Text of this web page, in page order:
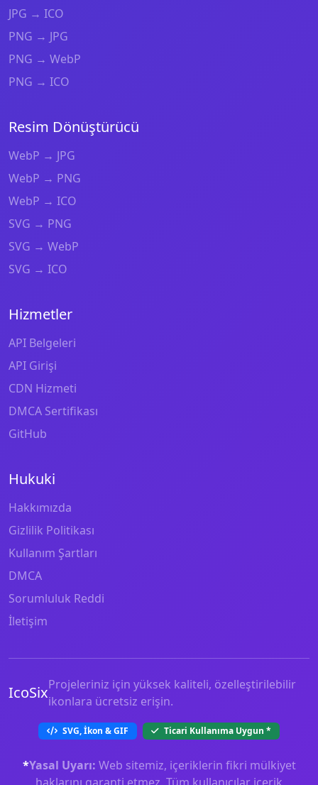
JPG → ICO
PNG → JPG
PNG → WebP
PNG → ICO
Resim Dönüştürücü
WebP → JPG
WebP → PNG
WebP → ICO
SVG → PNG
SVG → WebP
SVG → ICO
Hizmetler
API Belgeleri
API Girişi
CDN Hizmeti
DMCA Sertifikası
GitHub
Hukuki
Hakkımızda
Gizlilik Politikası
Kullanım Şartları
DMCA
Sorumluluk Reddi
İletişim
IcoSixProjeleriniz için yüksek kaliteli, özelleştirilebilir
ikonlara ücretsiz erişin.
SVG, İkon & GIF Ticari Kullanıma Uygun *
*Yasal Uyarı: Web sitemiz, içeriklerin fikri mülkiyet